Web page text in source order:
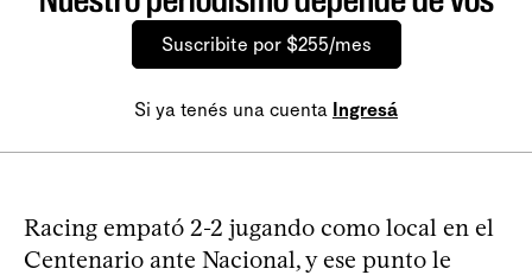
Suscribite por $255/mes
Si ya tenés una cuenta Ingresá
Racing empató 2-2 jugando como local en el
Centenario ante Nacional, y ese punto le